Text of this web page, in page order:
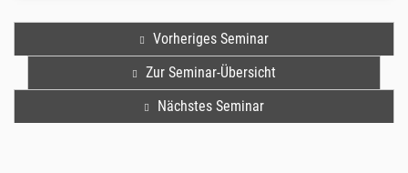
Vorheriges Seminar
Zur Seminar-Übersicht
Nächstes Seminar